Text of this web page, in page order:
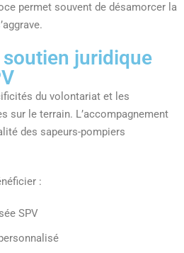
permet souvent de désamorcer la
soutien juridique
du volontariat et les
sur le terrain. L’accompagnement
des sapeurs-pompiers
:
SPV